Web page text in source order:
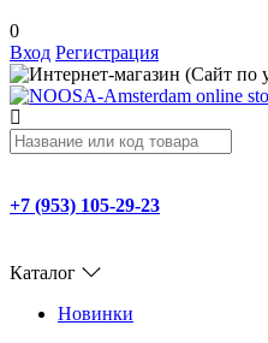
0
Вход Регистрация
+7 (953) 105-29-23
Каталог
Новинки